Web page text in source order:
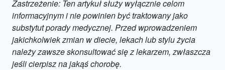
Zastrzeżenie: Ten artykuł służy wyłącznie celom
informacyjnym i nie powinien być traktowany jako
substytut porady medycznej. Przed wprowadzeniem
jakichkolwiek zmian w diecie, lekach lub stylu życia
należy zawsze skonsultować się z lekarzem, zwłaszcza
jeśli cierpisz na jakąś chorobę.